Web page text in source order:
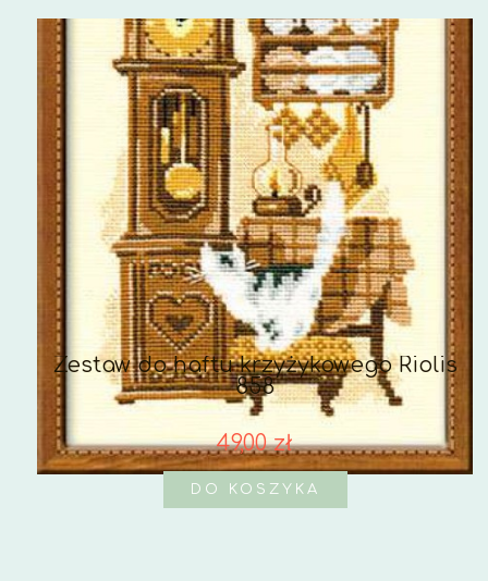
Zestaw do haftu krzyżykowego Riolis
858
49,00 zł
DO KOSZYKA